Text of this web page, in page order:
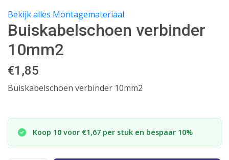
Bekijk alles Montagemateriaal
Buiskabelschoen verbinder
10mm2
€1,85
Buiskabelschoen verbinder 10mm2
Koop 10 voor €1,67 per stuk en bespaar 10%